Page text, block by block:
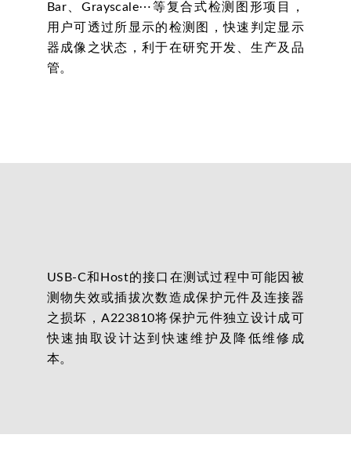
Bar、Grayscale⋯等复合式检测图形项目，
用户可透过所显示的检测图，快速判定显示
器成像之状态，利于在研究开发、生产及品
管。
USB-C和Host的接口在测试过程中可能因被
测物失效或插拔次数造成保护元件及连接器
之损坏，A223810将保护元件独立设计成可
快速抽取设计达到快速维护及降低维修成
本。